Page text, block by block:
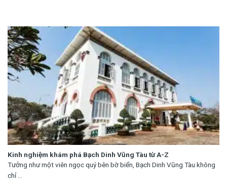
Kinh nghiệm khám phá Bạch Dinh Vũng Tàu từ A-Z
Tưởng như một viên ngọc quý bên bờ biển, Bạch Dinh Vũng Tàu không
chỉ ...